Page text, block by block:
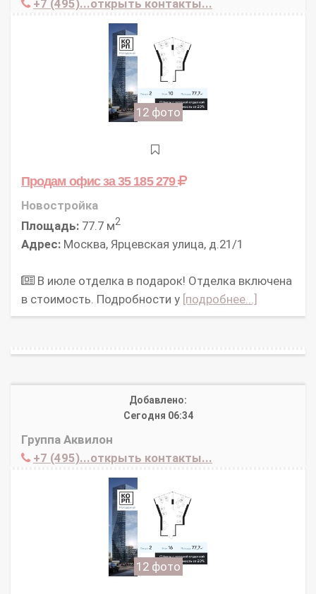
+7 (495)...открыть контакты...
12 фото
Продам офисза 35 185 279
Новостройка
Площадь: 77.7 м2
Адрес: Москва, Ярцевская улица, д.21/1
В июле отделка в подарок! Отделка включена
в стоимость. Подробности у [подробнее...]
Добавлено:
Сегодня 06:34
Группа Аквилон
+7 (495)...открыть контакты...
12 фото